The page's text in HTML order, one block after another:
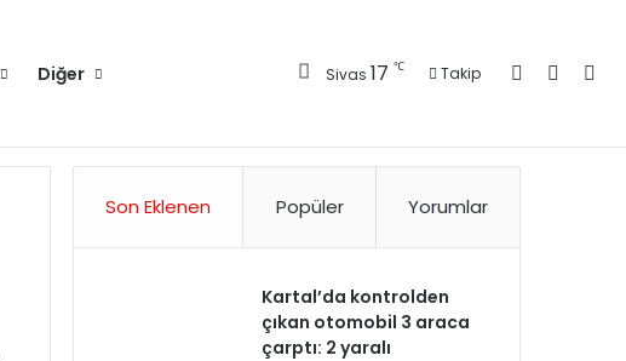
Diğer Sivas 17 ℃ Takip Kayıt Ol
Son Eklenen Popüler Yorumlar
Kartal’da kontrolden
çıkan otomobil 3 araca
çarptı: 2 yaralı